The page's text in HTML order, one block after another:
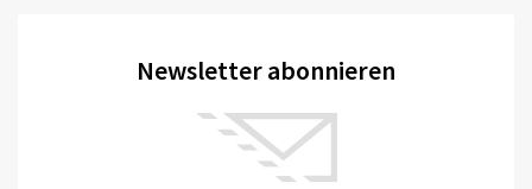
Newsletter abonnieren